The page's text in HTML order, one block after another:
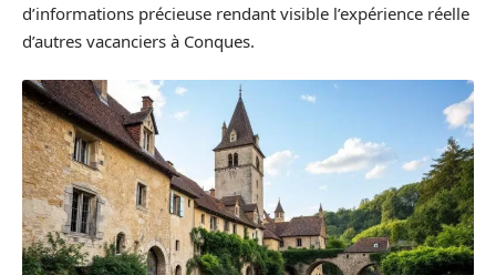
d’informations précieuse rendant visible l’expérience réelle
d’autres vacanciers à Conques.